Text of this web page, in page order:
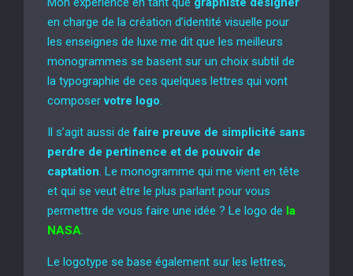
en charge de la création d’identité visuelle pour
les enseignes de luxe me dit que les meilleurs
monogrammes se basent sur un choix subtil de
la typographie de ces quelques lettres qui vont
composervotre logo.
Il s’agit aussi defaire preuve de simplicité sans
perdre de pertinence et de pouvoir de
captation. Le monogramme qui me vient en tête
et qui se veut être le plus parlant pour vous
permettre de vous faire une idée ? Le logo de la
NASA.
Le logotype se base également sur les lettres,